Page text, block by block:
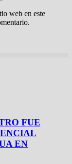
web en este
FUE
EN